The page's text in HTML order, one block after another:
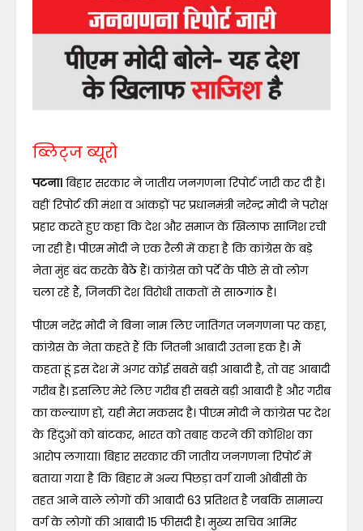
ब्लिट्ज ब्यूरो
पटना। बिहार सरकार ने जातीय जनगणना रिपोर्ट जारी कर दी है।
वहीं रिपोर्ट की मंशा व आंकड़ों पर प्रधानमंत्री नरेन्द्र मोदी ने परोक्ष
प्रहार करते हुए कहा कि देश और समाज के खिलाफ साजिश रची
जा रही है। पीएम मोदी ने एक रैली में कहा है कि कांग्रेस के बड़े
नेता मुंह बंद करके बैठे हैं। कांग्रेस को पर्दे के पीछे से वो लोग
चला रहे हैं, जिनकी देश विरोधी ताकतों से साठगांठ है।
पीएम नरेंद्र मोदी ने बिना नाम लिए जातिगत जनगणना पर कहा,
कांग्रेस के नेता कहते हैं कि जितनी आबादी उतना हक है। मैं
कहता हूं इस देश में अगर कोई सबसे बड़ी आबादी है, तो वह आबादी
गरीब है। इसलिए मेरे लिए गरीब ही सबसे बड़ी आबादी है और गरीब
का कल्याण हो, यही मेरा मकसद है। पीएम मोदी ने कांग्रेस पर देश
के हिंदुओं को बांटकर, भारत को तबाह करने की कोशिश का
आरोप लगाया। बिहार सरकार की जातीय जनगणना रिपोर्ट में
बताया गया है कि बिहार में अन्य पिछड़ा वर्ग यानी ओबीसी के
तहत आने वाले लोगों की आबादी 63 प्रतिशत है जबकि सामान्य
वर्ग के लोगों की आबादी 15 फीसदी है। मुख्य सचिव आमिर